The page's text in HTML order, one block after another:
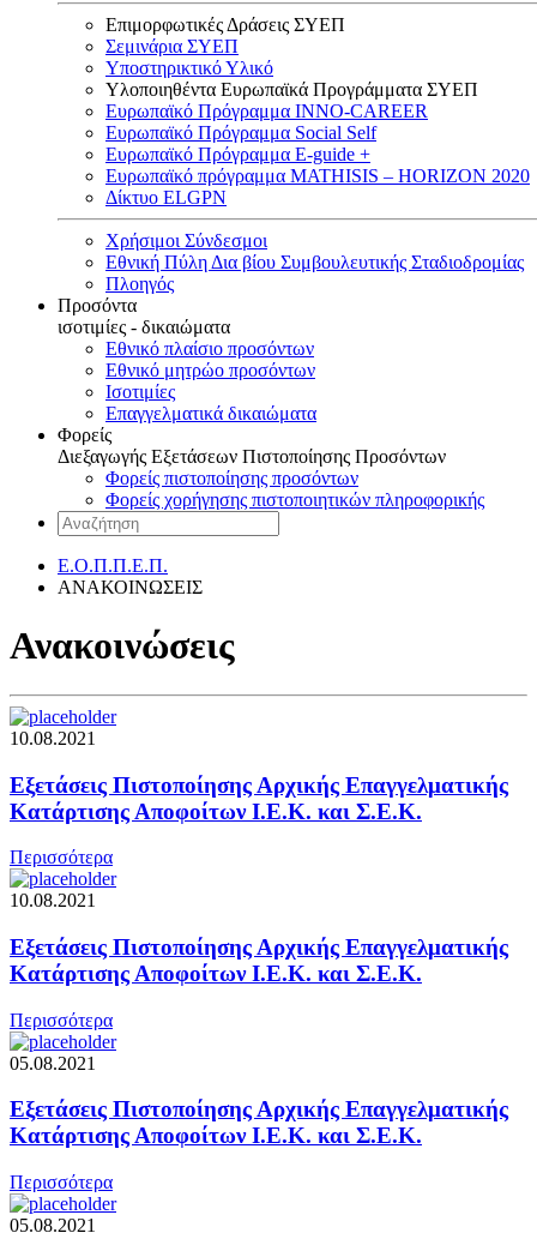
Επιμορφωτικές Δράσεις ΣΥΕΠ
Σεμινάρια ΣΥΕΠ
Υποστηρικτικό Υλικό
Υλοποιηθέντα Ευρωπαϊκά Προγράμματα ΣΥΕΠ
Ευρωπαϊκό Πρόγραμμα INNO-CAREER
Ευρωπαϊκό Πρόγραμμα Social Self
Ευρωπαϊκό Πρόγραμμα E-guide +
Ευρωπαϊκό πρόγραμμα MATHISIS – HORIZON 2020
Δίκτυο ELGPN
Χρήσιμοι Σύνδεσμοι
Εθνική Πύλη Δια βίου Συμβουλευτικής Σταδιοδρομίας
Πλοηγός
Προσόντα
ισοτιμίες - δικαιώματα
Εθνικό πλαίσιο προσόντων
Εθνικό μητρώο προσόντων
Ισοτιμίες
Επαγγελματικά δικαιώματα
Φορείς
Διεξαγωγής Εξετάσεων Πιστοποίησης Προσόντων
Φορείς πιστοποίησης προσόντων
Φορείς χορήγησης πιστοποιητικών πληροφορικής
Ε.Ο.Π.Π.Ε.Π.
ΑΝΑΚΟΙΝΩΣΕΙΣ
Ανακοινώσεις
10.08.2021
Εξετάσεις Πιστοποίησης Αρχικής Επαγγελματικής
Κατάρτισης Αποφοίτων Ι.Ε.Κ. και Σ.Ε.Κ.
Περισσότερα
10.08.2021
Εξετάσεις Πιστοποίησης Αρχικής Επαγγελματικής
Κατάρτισης Αποφοίτων Ι.Ε.Κ. και Σ.Ε.Κ.
Περισσότερα
05.08.2021
Εξετάσεις Πιστοποίησης Αρχικής Επαγγελματικής
Κατάρτισης Αποφοίτων Ι.Ε.Κ. και Σ.Ε.Κ.
Περισσότερα
05.08.2021